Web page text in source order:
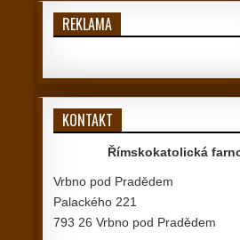
REKLAMA
KONTAKT
Římskokatolická
Vrbno pod Pradědem
Palackého 221
793 26 Vrbno pod Pradědem